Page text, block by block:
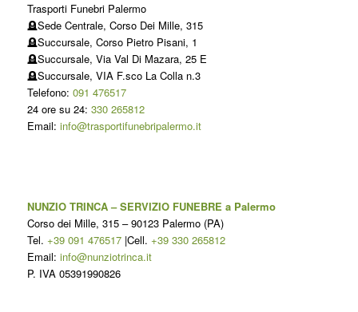
Trasporti Funebri Palermo
🪦Sede Centrale, Corso Dei Mille, 315
🪦Succursale, Corso Pietro Pisani, 1
🪦Succursale, Via Val Di Mazara, 25 E
🪦Succursale, VIA F.sco La Colla n.3
Telefono: 091 476517
24 ore su 24: 330 265812
Email: info@trasportifunebripalermo.it
NUNZIO TRINCA – SERVIZIO FUNEBRE a Palermo
Corso dei Mille, 315–90123 Palermo(PA)
Tel. +39 091 476517|Cell. +39 330 265812
Email: info@nunziotrinca.it
P. IVA 05391990826